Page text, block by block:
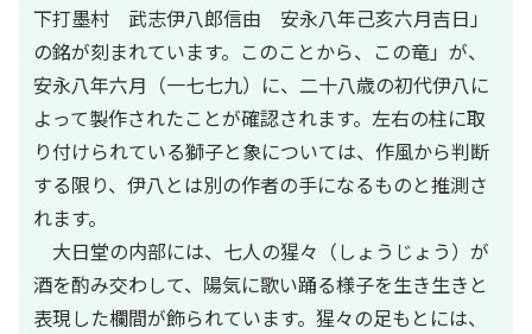
下打墨村 武志伊八郎信由 安永八年己亥六月吉日」
の銘が刻まれています。このことから、この竜」が、
安永八年六月（一七七九）に、二十八歳の初代伊八に
よって製作されたことが確認されます。左右の柱に取
り付けられている獅子と象については、作風から判断
する限り、伊八とは別の作者の手になるものと推測さ
れます。
大日堂の内部には、七人の猩々（しょうじょう）が
酒を酌み交わして、陽気に歌い踊る様子を生き生きと
表現した欄間が飾られています。猩々の足もとには、